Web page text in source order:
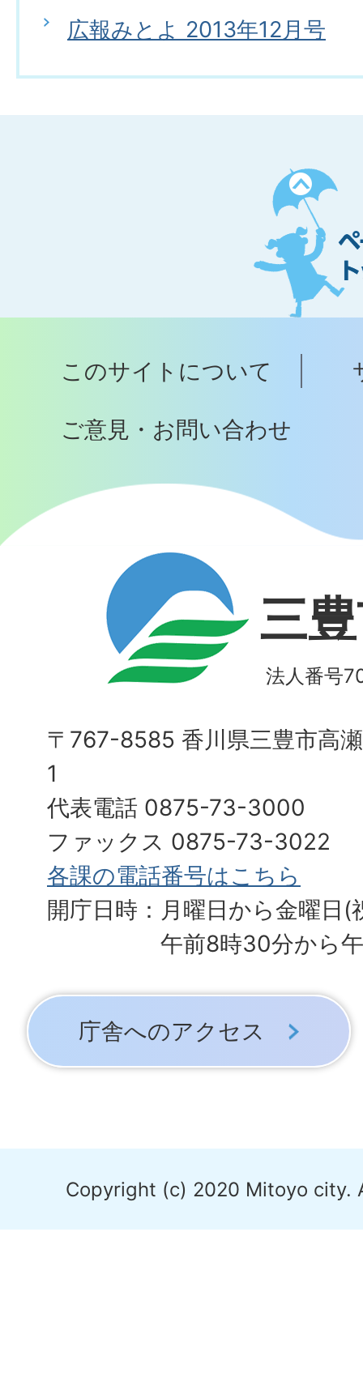
広報みとよ 2013年12月号
ペ
ー
ジ
ト
ッ
へ
このサイトについて
ご意見・お問い合わせ
三
法人番号
〒767-8585 香川県三豊市高
1
代表電話 0875-73-3000
ファックス 0875-73-3022
各課の電話番号はこちら
開庁日時：月曜日から金曜日(
午前8時30分から
庁舎へのアクセス
Copyright (c) 2020 Mitoyo city.